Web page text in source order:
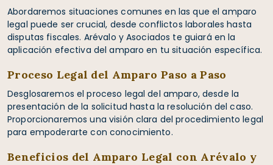
Abordaremos situaciones comunes en las que el amparo
legal puede ser crucial, desde conflictos laborales hasta
disputas fiscales. Arévalo y Asociados te guiará en la
aplicación efectiva del amparo en tu situación específica.
Proceso Legal del Amparo Paso a Paso
Desglosaremos el proceso legal del amparo, desde la
presentación de la solicitud hasta la resolución del caso.
Proporcionaremos una visión clara del procedimiento legal
para empoderarte con conocimiento.
Beneficios del Amparo Legal con Arévalo y